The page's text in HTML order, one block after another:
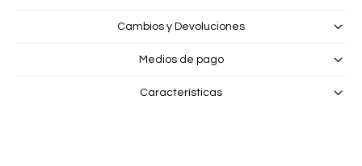
Cambios y Devoluciones
Medios de pago
Características